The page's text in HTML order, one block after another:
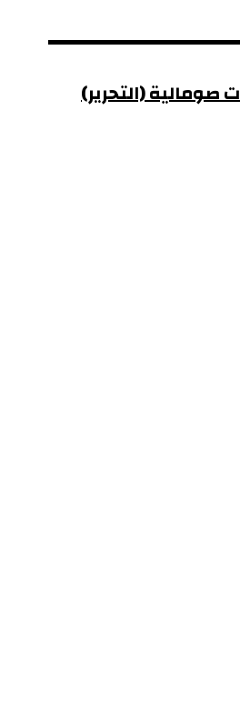
صومالية (التحرير)